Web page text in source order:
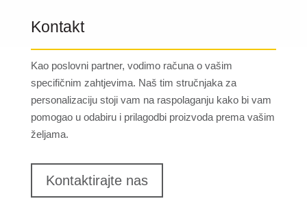
Kontakt
Kao poslovni partner, vodimo računa o vašim
specifičnim zahtjevima. Naš tim stručnjaka za
personalizaciju stoji vam na raspolaganju kako bi vam
pomogao u odabiru i prilagodbi proizvoda prema vašim
željama.
Kontaktirajte nas